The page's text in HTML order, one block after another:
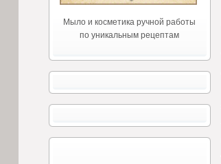
Мыло и косметика ручной работы
по уникальным рецептам